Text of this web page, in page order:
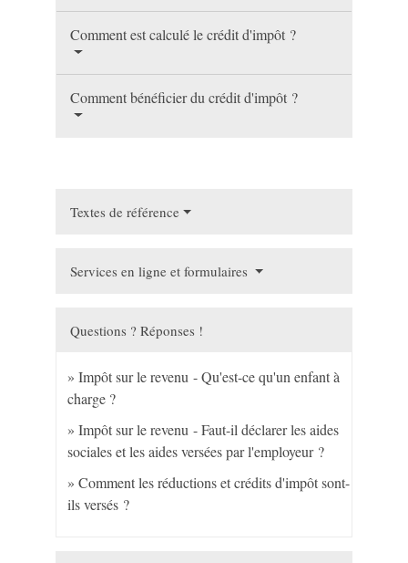
Comment est calculé le crédit d'impôt ?
Comment bénéficier du crédit d'impôt ?
Textes de référence
Services en ligne et formulaires
Questions ? Réponses !
Impôt sur le revenu - Qu'est-ce qu'un enfant à
charge ?
Impôt sur le revenu - Faut-il déclarer les aides
sociales et les aides versées par l'employeur ?
Comment les réductions et crédits d'impôt sont-
ils versés ?